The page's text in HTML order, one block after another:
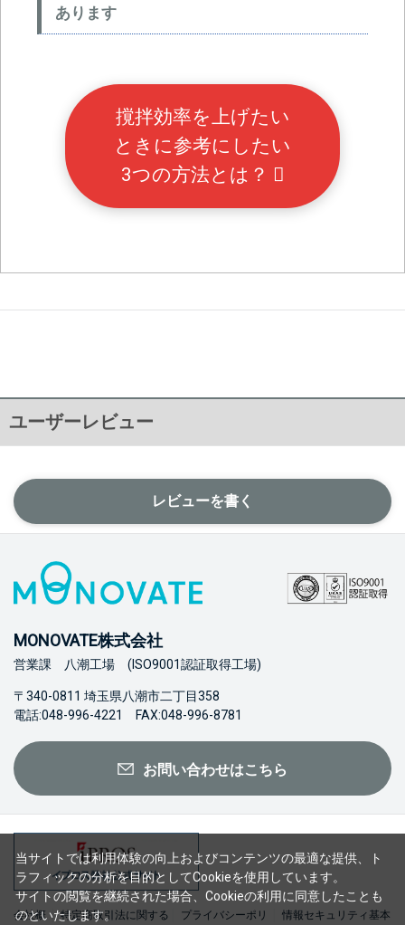
あります
撹拌効率を上げたい
ときに参考にしたい
3つの方法とは？
ユーザーレビュー
レビューを書く
MONOVATE株式会社
営業課 八潮工場 (ISO9001認証取得工場)
〒340-0811 埼玉県八潮市二丁目358
電話:048-996-4221 FAX:048-996-8781
お問い合わせはこちら
会社概 特定商取引法に関する プライバシーポリ 情報セキュリティ基本
当サイトでは利用体験の向上およびコンテンツの最適な提供、ト
ラフィックの分析を目的としてCookieを使用しています。
サイトの閲覧を継続された場合、Cookieの利用に同意したことも
のといたします。